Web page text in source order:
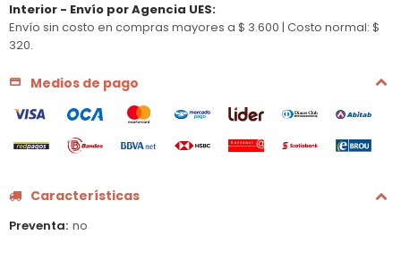
Interior - Envío por Agencia UES:
Envío sin costo en compras mayores a $ 3.600 | Costo normal: $
320.
Medios de pago
Características
Preventa no